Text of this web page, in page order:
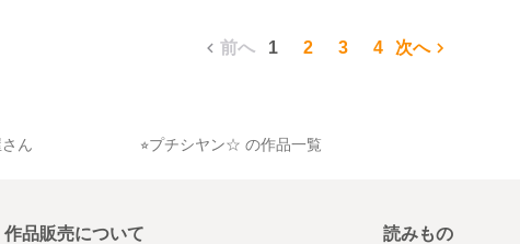
前へ 1 2 3 4 次へ
服屋さん ⭐︎プチシヤン☆ の作品一覧
作品販売について 読みもの